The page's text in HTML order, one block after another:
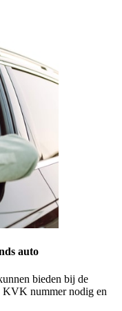
auto
bieden bij de
KVK nummer nodig en